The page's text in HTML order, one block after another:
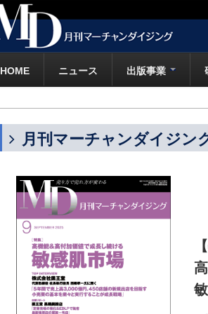
HOME ニュース 出版事業
月刊マーチャンダイジン